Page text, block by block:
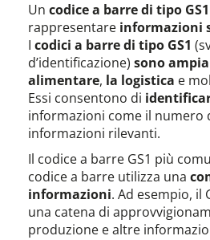
Un codice a barre di tipo GS1
rappresentare informazioni
I codici a barre di tipo GS1
d’identificazione) sono
alimentare, la logistica e
Essi consentono di
informazioni come il numero
informazioni rilevanti.
Il codice a barre GS1 più
codice a barre utilizza una
informazioni. Ad esempio, il
una catena di
produzione e altre